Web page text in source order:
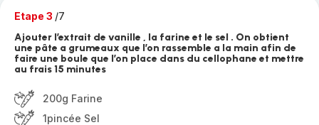
Etape 3 /7
Ajouter l’extrait de vanille , la farine et le sel . On obtient
une pâte a grumeaux que l’on rassemble a la main afin de
faire une boule que l’on place dans du cellophane et mettre
au frais 15 minutes
200g Farine
1pincée Sel